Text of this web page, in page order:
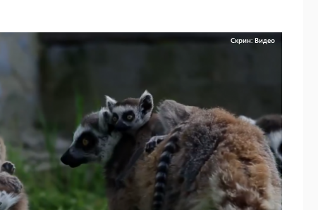
Скрин: Видео